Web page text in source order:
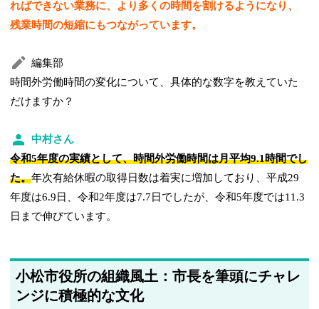
ればできない業務に、より多くの時間を割けるようになり、
残業時間の短縮にもつながっています。
編集部
時間外労働時間の変化について、具体的な数字を教えていた
だけますか？
中村さん
令和5年度の実績として、時間外労働時間は月平均9.1時間でし
た。年次有給休暇の取得日数は着実に増加しており、平成29
年度は6.9日、令和2年度は7.7日でしたが、令和5年度では11.3
日まで伸びています。
小松市役所の組織風土：市長を筆頭にチャレ
ンジに積極的な文化